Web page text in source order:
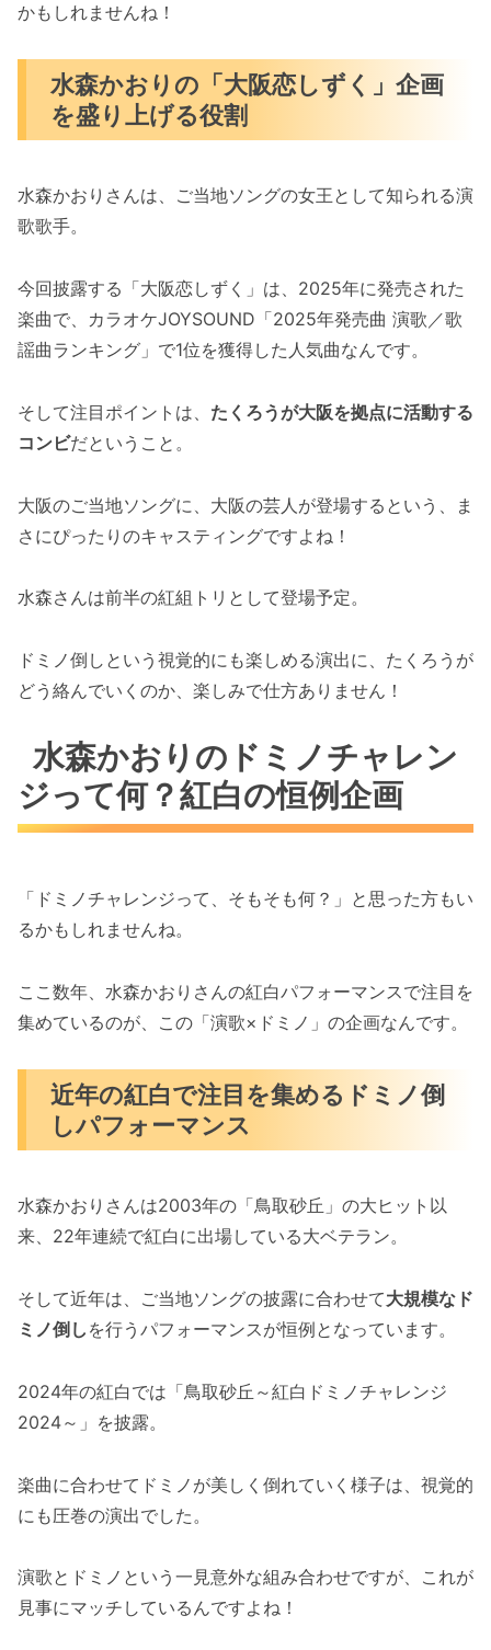
かもしれませんね！
水森かおりの「大阪恋しずく」企画
を盛り上げる役割
水森かおりさんは、ご当地ソングの女王として知られる演
歌歌手。
今回披露する「大阪恋しずく」は、2025年に発売された
楽曲で、カラオケJOYSOUND「2025年発売曲 演歌／歌
謡曲ランキング」で1位を獲得した人気曲なんです。
そして注目ポイントは、 たくろうが大阪を拠点に活動する
コンビだということ。
大阪のご当地ソングに、大阪の芸人が登場するという、ま
さにぴったりのキャスティングですよね！
水森さんは前半の紅組トリとして登場予定。
ドミノ倒しという視覚的にも楽しめる演出に、たくろうが
どう絡んでいくのか、楽しみで仕方ありません！
水森かおりのドミノチャレン
ジって何？紅白の恒例企画
「ドミノチャレンジって、そもそも何？」と思った方もい
るかもしれませんね。
ここ数年、水森かおりさんの紅白パフォーマンスで注目を
集めているのが、この「演歌×ドミノ」の企画なんです。
近年の紅白で注目を集めるドミノ倒
しパフォーマンス
水森かおりさんは2003年の「鳥取砂丘」の大ヒット以
来、22年連続で紅白に出場している大ベテラン。
そして近年は、ご当地ソングの披露に合わせて大規模なド
ミノ倒し を行うパフォーマンスが恒例となっています。
2024年の紅白では「鳥取砂丘～紅白ドミノチャレンジ
2024～」を披露。
楽曲に合わせてドミノが美しく倒れていく様子は、視覚的
にも圧巻の演出でした。
演歌とドミノという一見意外な組み合わせですが、これが
見事にマッチしているんですよね！